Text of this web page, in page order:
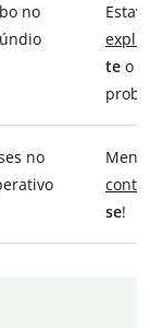
no
te o
no
se!